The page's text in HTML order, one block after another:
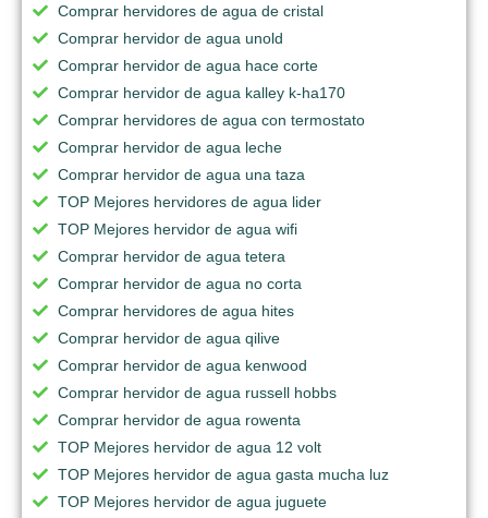
Comprar hervidores de agua de cristal
Comprar hervidor de agua unold
Comprar hervidor de agua hace corte
Comprar hervidor de agua kalley k-ha170
Comprar hervidores de agua con termostato
Comprar hervidor de agua leche
Comprar hervidor de agua una taza
TOP Mejores hervidores de agua lider
TOP Mejores hervidor de agua wifi
Comprar hervidor de agua tetera
Comprar hervidor de agua no corta
Comprar hervidores de agua hites
Comprar hervidor de agua qilive
Comprar hervidor de agua kenwood
Comprar hervidor de agua russell hobbs
Comprar hervidor de agua rowenta
TOP Mejores hervidor de agua 12 volt
TOP Mejores hervidor de agua gasta mucha luz
TOP Mejores hervidor de agua juguete